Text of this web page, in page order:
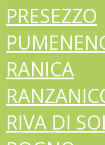
PRESEZZO
RANICA
RIVA DI